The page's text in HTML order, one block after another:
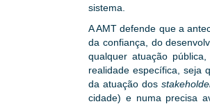
sistema.
A AMT defende que a
da confiança, do
qualquer atuação
realidade específica, seja
da atuação dos
cidade) e numa precisa